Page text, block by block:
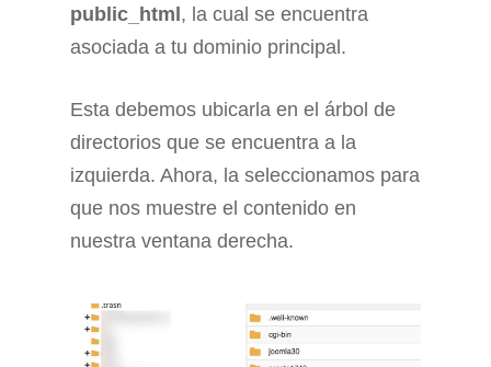
public_html , la cual se encuentra
asociada a tu dominio principal.
Esta debemos ubicarla en el árbol de
directorios que se encuentra a la
izquierda. Ahora, la seleccionamos para
que nos muestre el contenido en
nuestra ventana derecha.